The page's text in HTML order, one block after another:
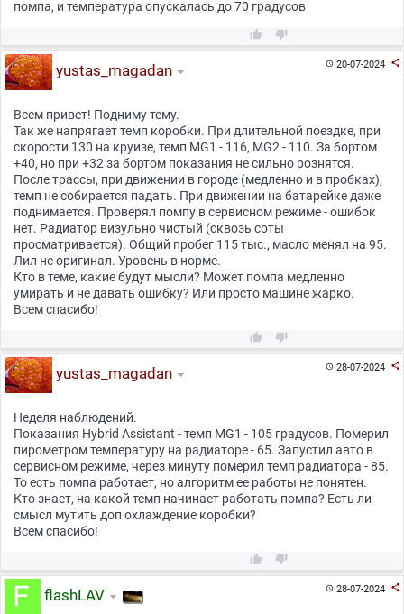
помпа, и температура опускалась до 70 градусов
 
20-07-2024 
yustas_magadan
Всем привет! Подниму тему.
Так же напрягает темп коробки. При длительной поездке, при
скорости 130 на круизе, темп MG1 - 116, MG2 - 110. За бортом
+40, но при +32 за бортом показания не сильно рознятся.
После трассы, при движении в городе (медленно и в пробках),
темп не собирается падать. При движении на батарейке даже
поднимается. Проверял помпу в сервисном режиме - ошибок
нет. Радиатор визульно чистый (сквозь соты
просматривается). Общий пробег 115 тыс., масло менял на 95.
Лил не оригинал. Уровень в норме.
Кто в теме, какие будут мысли? Может помпа медленно
умирать и не давать ошибку? Или просто машине жарко.
Всем спасибо!
 
28-07-2024 
yustas_magadan
Неделя наблюдений.
Показания Hybrid Assistant - темп MG1 - 105 градусов. Померил
пирометром температуру на радиаторе - 65. Запустил авто в
сервисном режиме, через минуту померил темп радиатора - 85.
То есть помпа работает, но алгоритм ее работы не понятен.
Кто знает, на какой темп начинает работать помпа? Есть ли
смысл мутить доп охлаждение коробки?
Всем спасибо!
 
28-07-2024 
flashLAV